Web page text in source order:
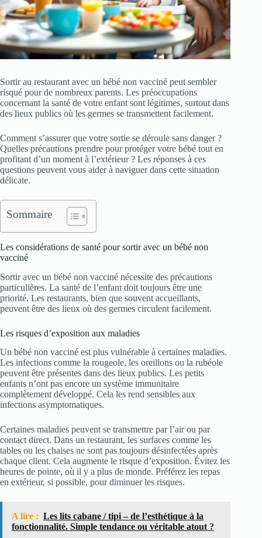
Sortir au restaurant avec un bébé non vacciné peut sembler
risqué pour de nombreux parents. Les préoccupations
concernant la santé de votre enfant sont légitimes, surtout dans
des lieux publics où les germes se transmettent facilement.
Comment s’assurer que votre sortie se déroule sans danger ?
Quelles précautions prendre pour protéger votre bébé tout en
profitant d’un moment à l’extérieur ? Les réponses à ces
questions peuvent vous aider à naviguer dans cette situation
délicate.
Sommaire
Les considérations de santé pour sortir avec un bébé non
vacciné
Sortir avec un bébé non vacciné nécessite des précautions
particulières. La santé de l’enfant doit toujours être une
priorité. Les restaurants, bien que souvent accueillants,
peuvent être des lieux où des germes circulent facilement.
Les risques d’exposition aux maladies
Un bébé non vacciné est plus vulnérable à certaines maladies.
Les infections comme la rougeole, les oreillons ou la rubéole
peuvent être présentes dans des lieux publics. Les petits
enfants n’ont pas encore un système immunitaire
complètement développé. Cela les rend sensibles aux
infections asymptomatiques.
Certaines maladies peuvent se transmettre par l’air ou par
contact direct. Dans un restaurant, les surfaces comme les
tables ou les chaises ne sont pas toujours désinfectées après
chaque client. Cela augmente le risque d’exposition. Évitez les
heures de pointe, où il y a plus de monde. Préférez les repas
en extérieur, si possible, pour diminuer les risques.
A lire : Les lits cabane / tipi – de l’esthétique à la
fonctionnalité. Simple tendance ou véritable atout ?